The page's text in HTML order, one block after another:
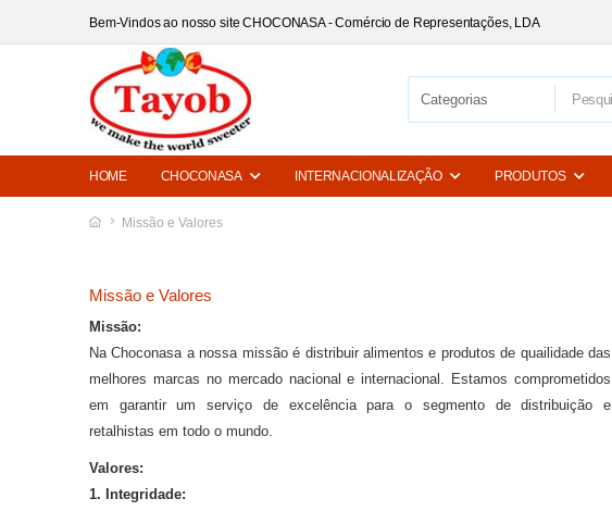
Bem-Vindos ao nosso site CHOCONASA - Comércio de Representações, LDA
HOME CHOCONASA INTERNACIONALIZAÇÃO PRODUTOS
Missão e Valores
Missão e Valores
Missão:
Na Choconasa a nossa missão é distribuir alimentos e produtos de quailidade das
melhores marcas no mercado nacional e internacional. Estamos comprometidos
em garantir um serviço de excelência para o segmento de distribuição e
retalhistas em todo o mundo.
Valores:
1. Integridade: